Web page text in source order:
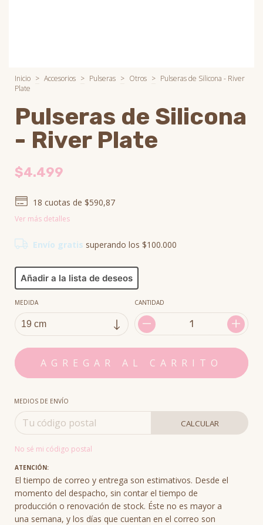
Inicio > Accesorios > Pulseras > Otros > Pulseras de Silicona - River
Plate
Pulseras de Silicona
- River Plate
$4.499
18 cuotas de$590,87
Ver más detalles
Envío gratis superando los$100.000
Añadir a la lista de deseos
MEDIDA CANTIDAD
MEDIOS DE ENVÍO
CALCULAR
No sé mi código postal
ATENCIÓN:
El tiempo de correo y entrega son estimativos. Desde el
momento del despacho, sin contar el tiempo de
producción o renovación de stock. Éste no es mayor a
una semana, y los días que cuentan en el correo son